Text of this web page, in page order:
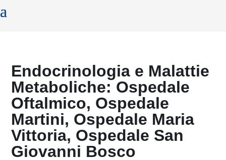
Endocrinologia e Malattie
Metaboliche: Ospedale
Oftalmico, Ospedale
Martini, Ospedale Maria
Vittoria, Ospedale San
Giovanni Bosco